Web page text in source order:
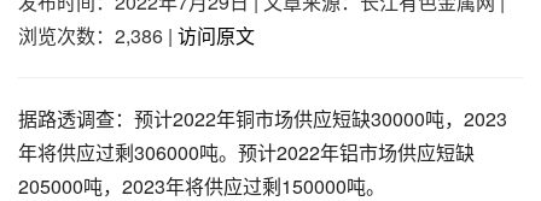
浏览次数：2,386 | 访问原文
据路透调查：预计2022年铜市场供应短缺30000吨，2023
年将供应过剩306000吨。预计2022年铝市场供应短缺
205000吨，2023年将供应过剩150000吨。